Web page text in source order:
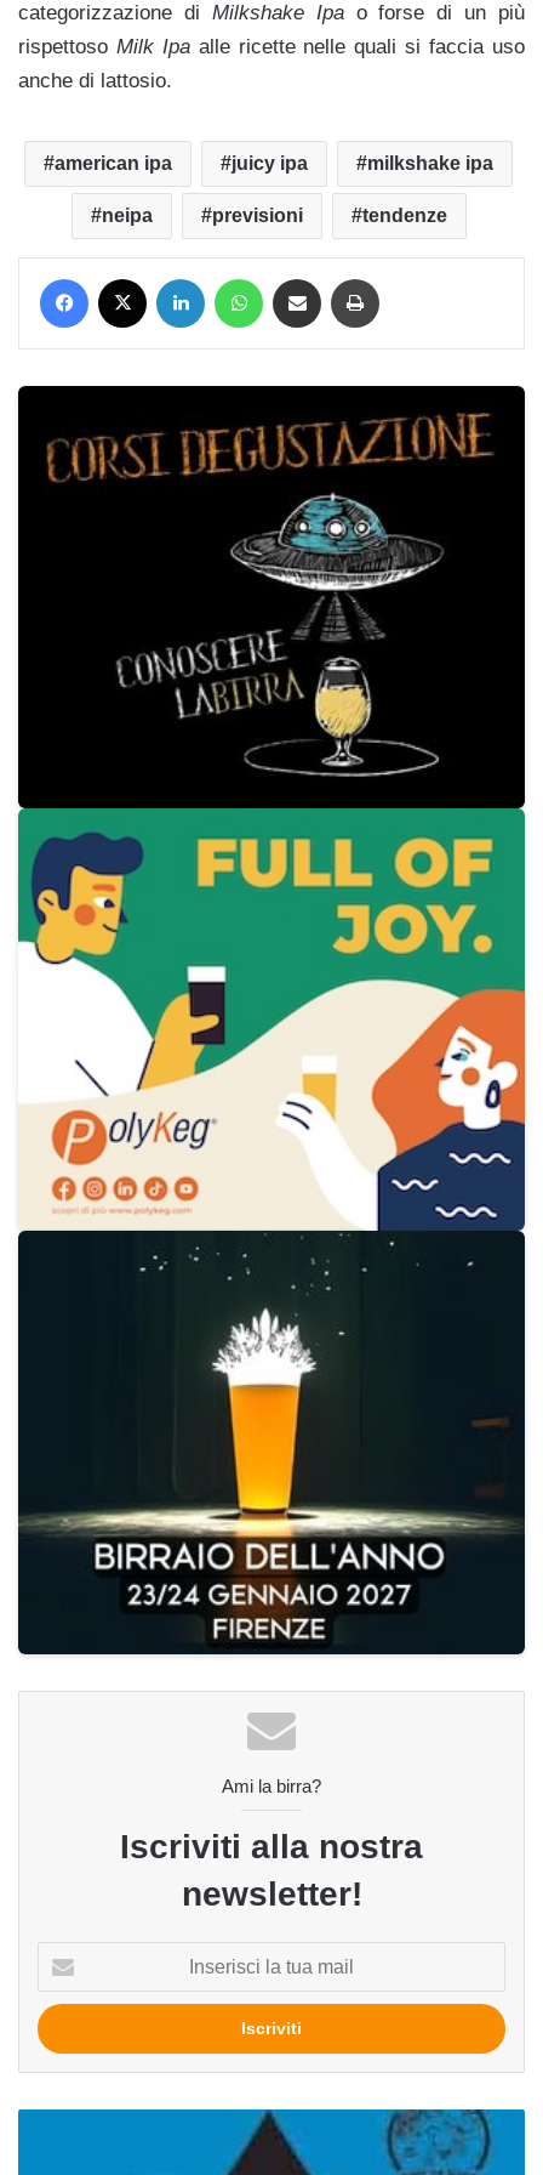
categorizzazione di Milkshake Ipao forse di un più
rispettoso Milk Ipa alle ricette nelle quali si faccia uso
anche di lattosio.
american ipa juicy ipa milkshake ipa
neipa previsioni tendenze
Facebook LinkedIn WhatsApp Condividi via mail
Ami la birra?
Iscriviti alla nostra
newsletter!
tua
mail